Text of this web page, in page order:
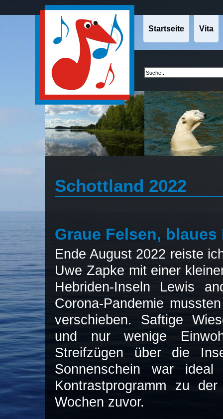
Startseite Vita
Schottland 2022
Graue Felsen,
Ende August 2022 reiste
Uwe Zapke mit einer
Hebriden-Inseln Lewis
Corona-Pandemie
verschieben. Saftige
und nur wenige
Streifzügen über die
Sonnenschein war
Kontrastprogramm zu
Wochen zuvor.